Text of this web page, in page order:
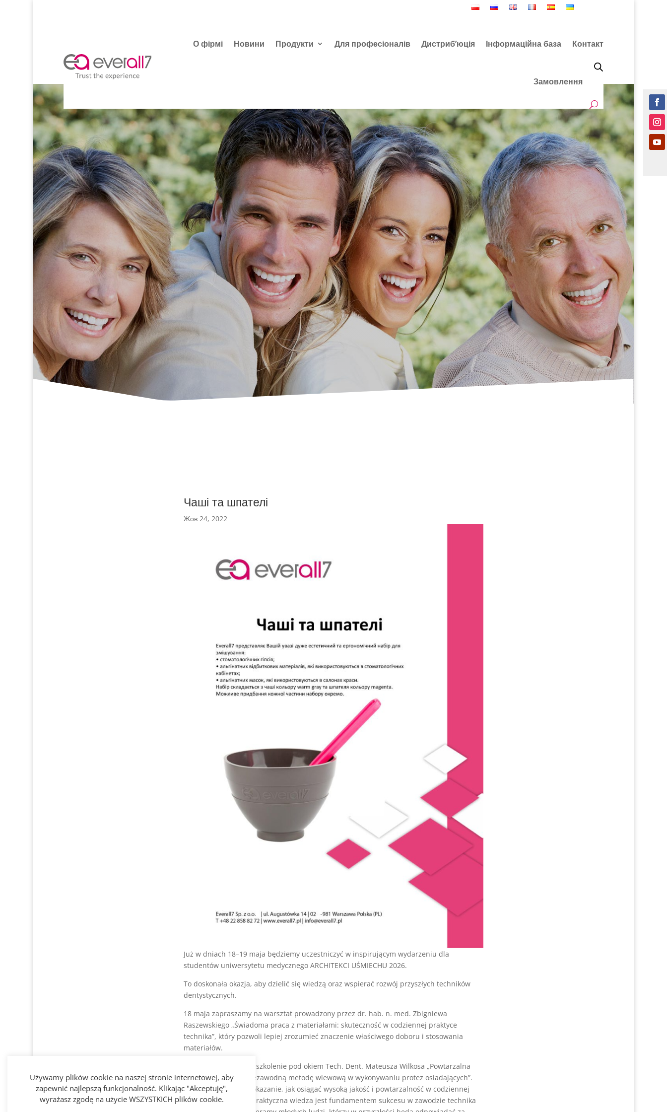
О фірмі Новини Продукти Для професіоналів Дистриб’юція Інформаційна база Контакт
Замовлення
Чаші та шпателі
Жов 24, 2022
Już w dniach 18–19 maja będziemy uczestniczyć w inspirującym wydarzeniu dla
studentów uniwersytetu medycznego ARCHITEKCI UŚMIECHU 2026.
To doskonała okazja, aby dzielić się wiedzą oraz wspierać rozwój przyszłych techników
dentystycznych.
18 maja zapraszamy na warsztat prowadzony przez dr. hab. n. med. Zbigniewa
Raszewskiego „Świadoma praca z materiałami: skuteczność w codziennej praktyce
technika”, który pozwoli lepiej zrozumieć znaczenie właściwego doboru i stosowania
materiałów.
19 maja odbędzie się szkolenie pod okiem Tech. Dent. Mateusza Wilkosa „Powtarzalna
perfekcja – poznaj niezawodną metodę wlewową w wykonywaniu protez osiadających”.
Naszym celem jest pokazanie, jak osiągać wysoką jakość i powtarzalność w codziennej
pracy. Wierzymy, że praktyczna wiedza jest fundamentem sukcesu w zawodzie technika
Używamy plików cookie na naszej stronie internetowej, aby
zapewnić najlepszą funkcjonalność. Klikając "Akceptuję",
wyrażasz zgodę na użycie WSZYSTKICH plików cookie.